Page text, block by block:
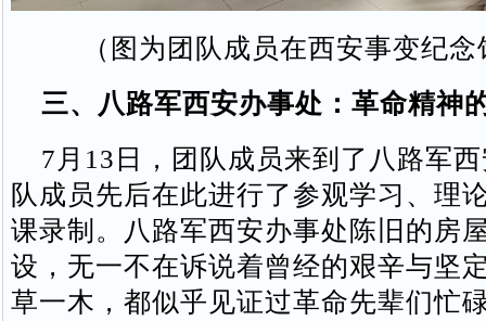
（图为团队成员在西安事变纪
三、八路军西安办事处：革命精神
7月13日，团队成员来到了八路军
队成员先后在此进行了参观学习、理
课录制。八路军西安办事处陈旧的房
设，无一不在诉说着曾经的艰辛与坚
草一木，都似乎见证过革命先辈们忙